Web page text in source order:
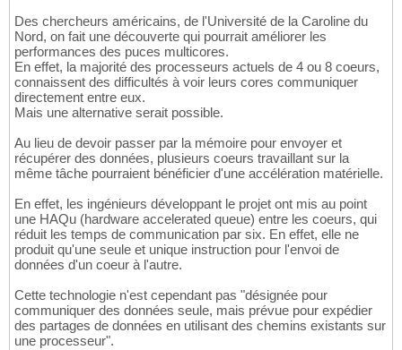
Des chercheurs américains, de l'Université de la Caroline du
Nord, on fait une découverte qui pourrait améliorer les
performances des puces multicores.
En effet, la majorité des processeurs actuels de 4 ou 8 coeurs,
connaissent des difficultés à voir leurs cores communiquer
directement entre eux.
Mais une alternative serait possible.
Au lieu de devoir passer par la mémoire pour envoyer et
récupérer des données, plusieurs coeurs travaillant sur la
même tâche pourraient bénéficier d'une accélération matérielle.
En effet, les ingénieurs développant le projet ont mis au point
une HAQu (hardware accelerated queue) entre les coeurs, qui
réduit les temps de communication par six. En effet, elle ne
produit qu'une seule et unique instruction pour l'envoi de
données d'un coeur à l'autre.
Cette technologie n'est cependant pas "désignée pour
communiquer des données seule, mais prévue pour expédier
des partages de données en utilisant des chemins existants sur
une processeur".